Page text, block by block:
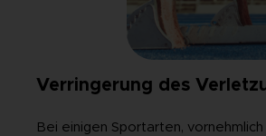
Verringerung des
Bei einigen Sportarten,